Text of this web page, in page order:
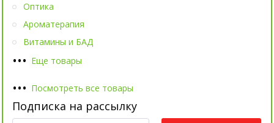
••• Еще товары
Оптика
Ароматерапия
Витамины и БАД
••• Посмотреть все товары
Подписка на рассылку